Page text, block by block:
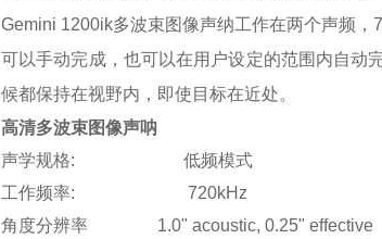
Gemini 1200ik多波束图像声纳工作在两个声频
可以手动完成，也可以在用户设定的范围内自动
候都保持在视野内，即使目标在近处。
高清多波束图像声呐
声学规格: 低频模式
工作频率: 720kHz
角度分辨率 1.0" acoustic, 0.25"